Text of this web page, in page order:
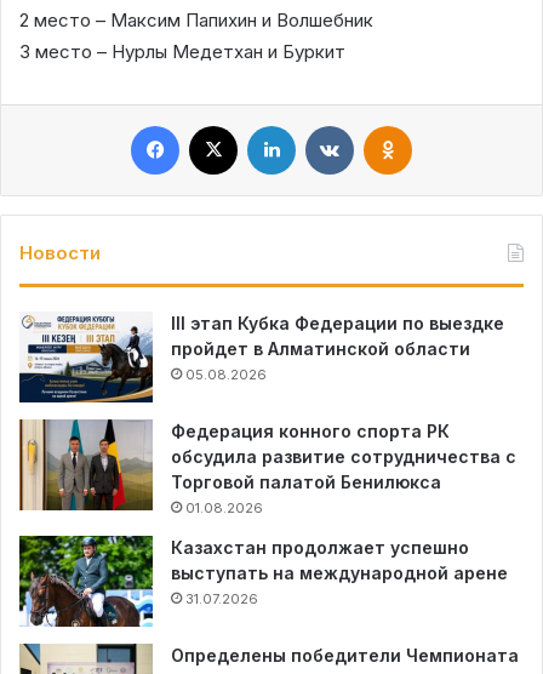
2 место – Максим Папихин и Волшебник
3 место – Нурлы Медетхан и Буркит
Новости
III этап Кубка Федерации по выездке
пройдет в Алматинской области
05.08.2026
Федерация конного спорта РК
обсудила развитие сотрудничества с
Торговой палатой Бенилюкса
01.08.2026
Казахстан продолжает успешно
выступать на международной арене
31.07.2026
Определены победители Чемпионата